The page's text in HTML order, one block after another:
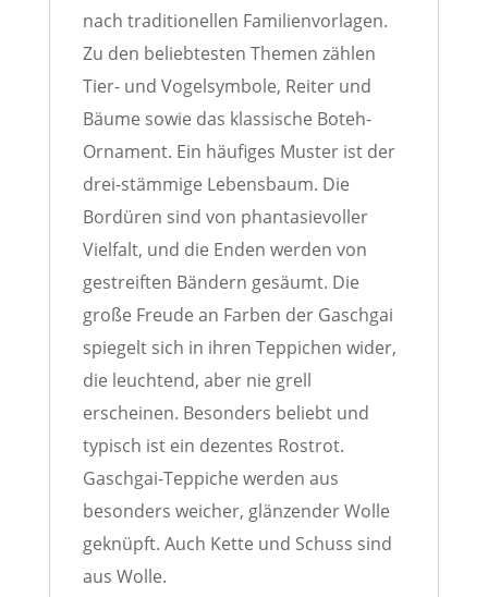
nach traditionellen Familienvorlagen.
Zu den beliebtesten Themen zählen
Tier- und Vogelsymbole, Reiter und
Bäume sowie das klassische Boteh-
Ornament. Ein häufiges Muster ist der
drei-stämmige Lebensbaum. Die
Bordüren sind von phantasievoller
Vielfalt, und die Enden werden von
gestreiften Bändern gesäumt. Die
große Freude an Farben der Gaschgai
spiegelt sich in ihren Teppichen wider,
die leuchtend, aber nie grell
erscheinen. Besonders beliebt und
typisch ist ein dezentes Rostrot.
Gaschgai-Teppiche werden aus
besonders weicher, glänzender Wolle
geknüpft. Auch Kette und Schuss sind
aus Wolle.